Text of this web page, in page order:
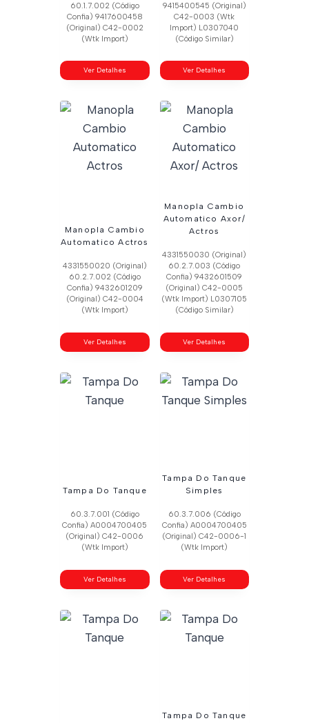
60.1.7.002 (Código
Confia) 9417600458
(Original) C42-0002
(Wtk Import)
Ver Detalhes
9415400545 (Original)
C42-0003 (Wtk
Import) L0307040
(Código Similar)
Ver Detalhes
Manopla Cambio
Automatico Actros
4331550020 (Original)
60.2.7.002 (Código
Confia) 9432601209
(Original) C42-0004
(Wtk Import)
Ver Detalhes
Manopla Cambio
Automatico Axor/
Actros
4331550030 (Original)
60.2.7.003 (Código
Confia) 9432601509
(Original) C42-0005
(Wtk Import) L0307105
(Código Similar)
Ver Detalhes
Tampa Do Tanque
60.3.7.001 (Código
Confia) A0004700405
(Original) C42-0006
(Wtk Import)
Ver Detalhes
Tampa Do Tanque
Simples
60.3.7.006 (Código
Confia) A0004700405
(Original) C42-0006-1
(Wtk Import)
Ver Detalhes
Tampa Do Tanque